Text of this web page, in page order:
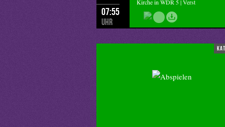
07:55
Uhr
Kirche in WDR 5 | Verst